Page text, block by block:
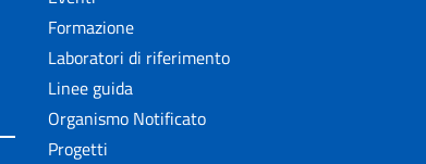
Formazione
Laboratori di riferimento
Linee guida
Organismo Notificato
Progetti